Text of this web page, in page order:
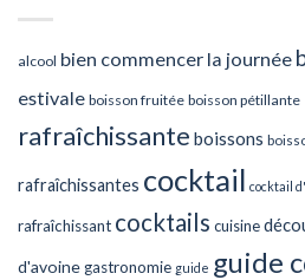
alcool bien commencer la journée
estivale boisson fruitée boisson pétillante
rafraîchissante boissons
rafraîchissantes cocktail cocktail
rafraîchissant cocktails cuisine
d'avoine gastronomie guide guide